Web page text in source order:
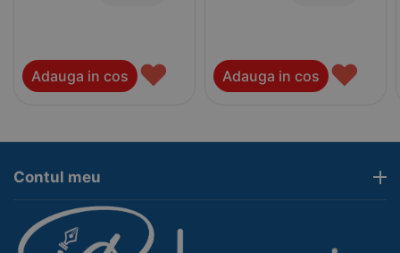
Adauga in cos ♥ Adauga in cos ♥
Contul meu